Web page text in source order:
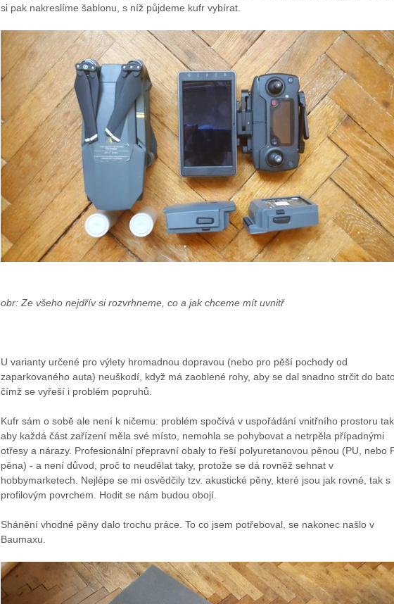
si pak nakreslíme šablonu, s níž půjdeme kufr vybírat.
obr: Ze všeho nejdřív si rozvrhneme, co a jak chceme mít uvnitř
U varianty určené pro výlety hromadnou dopravou (nebo pro pěší pochody od
zaparkovaného auta) neuškodí, když má zaoblené rohy, aby se dal snadno strčit do
čímž se vyřeší i problém popruhů.
Kufr sám o sobě ale není k ničemu: problém spočívá v uspořádání vnitřního prostoru tak,
aby každá část zařízení měla své místo, nemohla se pohybovat a netrpěla případnými
otřesy a nárazy. Profesionální přepravní obaly to řeší polyuretanovou pěnou (PU, nebo
pěna) - a není důvod, proč to neudělat taky, protože se dá rovněž sehnat v
hobbymarketech. Nejlépe se mi osvědčily tzv. akustické pěny, které jsou jak rovné, tak s
profilovým povrchem. Hodit se nám budou obojí.
Shánění vhodné pěny dalo trochu práce. To co jsem potřeboval, se nakonec našlo v
Baumaxu.